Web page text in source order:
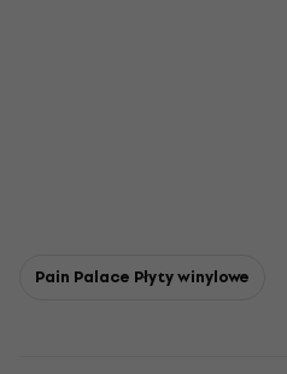
Pain Palace Płyty winylowe